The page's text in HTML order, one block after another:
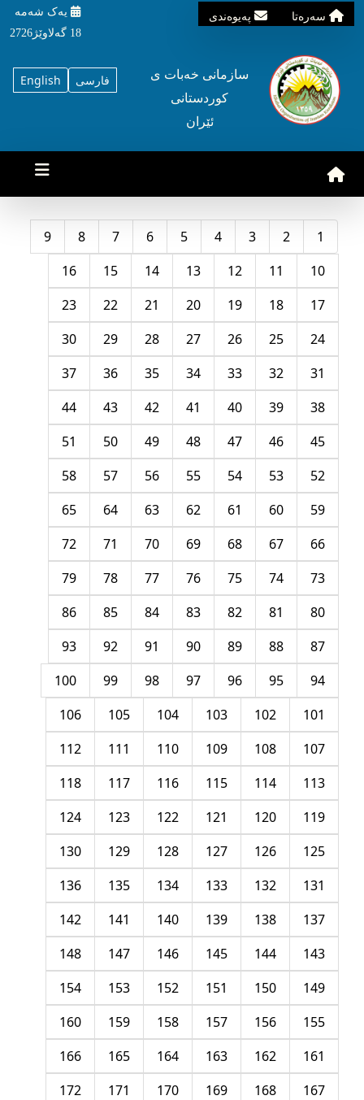
سه‌ره‌تا په‌یوه‌ندی
یه‌ک شه‌مه‌
18 گه‌لاوێژ2726
English فارسی
سازمانی خه‌بات ی
کوردستانی
ئێران
1
2
3
4
5
6
7
8
9
10
11
12
13
14
15
16
17
18
19
20
21
22
23
24
25
26
27
28
29
30
31
32
33
34
35
36
37
38
39
40
41
42
43
44
45
46
47
48
49
50
51
52
53
54
55
56
57
58
59
60
61
62
63
64
65
66
67
68
69
70
71
72
73
74
75
76
77
78
79
80
81
82
83
84
85
86
87
88
89
90
91
92
93
94
95
96
97
98
99
100
101
102
103
104
105
106
107
108
109
110
111
112
113
114
115
116
117
118
119
120
121
122
123
124
125
126
127
128
129
130
131
132
133
134
135
136
137
138
139
140
141
142
143
144
145
146
147
148
149
150
151
152
153
154
155
156
157
158
159
160
161
162
163
164
165
166
167
168
169
170
171
172